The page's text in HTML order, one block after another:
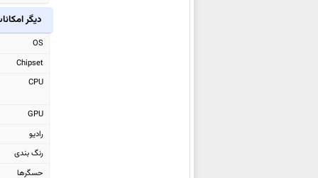
دیگر
OS
Chipset
CPU
GPU
رادیو
رنگ بندی
حسگرها